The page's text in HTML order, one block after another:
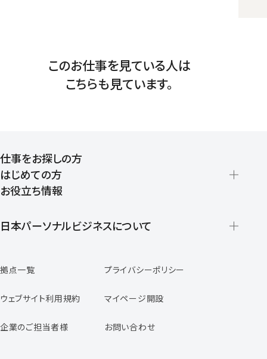
このお仕事を見ている人は
こちらも見ています。
仕事をお探しの方
はじめての方
登録から就業開始までの流れ
お役立ち情報
日本パーソナルビジネスについて
スタッフの声
専任コンサルタントの声
福利厚生のご案内
拠点一覧 プライバシーポリシー
ウェブサイト利用規約 マイページ開設
企業のご担当者様 お問い合わせ